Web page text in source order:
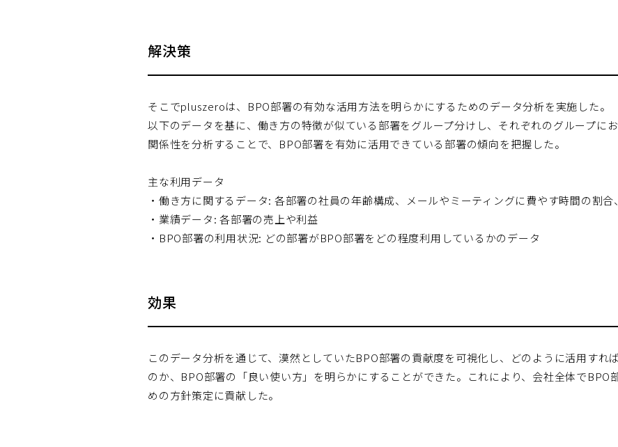
解決策
そこでpluszeroは、BPO部署の有効な活用方法を明らかにするためのデータ分析を実施した。
以下のデータを基に、働き方の特徴が似ている部署をグループ分けし、それぞれのグループに
関係性を分析することで、BPO部署を有効に活用できている部署の傾向を把握した。
主な利用データ
・働き方に関するデータ: 各部署の社員の年齢構成、メールやミーティングに費やす時間の割
・業績データ: 各部署の売上や利益
・BPO部署の利用状況: どの部署がBPO部署をどの程度利用しているかのデータ
効果
このデータ分析を通じて、漠然としていたBPO部署の貢献度を可視化し、どのように活用すれ
のか、BPO部署の「良い使い方」を明らかにすることができた。これにより、会社全体でBPO
めの方針策定に貢献した。